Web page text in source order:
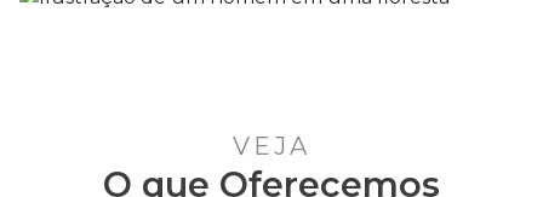
VEJA
O que Oferecemos